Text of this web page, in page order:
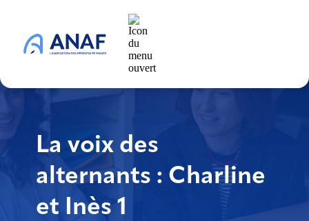
La voix des
alternants : Charline
et Inès 1